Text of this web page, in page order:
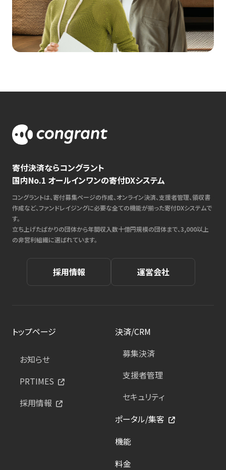
寄付決済ならコングラント
国内No.1 オールインワンの寄付DXシステム
コングラントは、寄付募集ページの作成、オンライン決済、支援者管理、領収書
作成など、ファンドレイジングに必要な全ての機能が揃った寄付DXシステムで
す。
立ち上げたばかりの団体から年間収入数十億円規模の団体まで、3,000以上
の非営利組織に選ばれています。
採用情報 運営会社
トップページ
お知らせ
PRTIMES
採用情報
決済/CRM
募集決済
支援者管理
セキュリティ
ポータル/集客
機能
料金